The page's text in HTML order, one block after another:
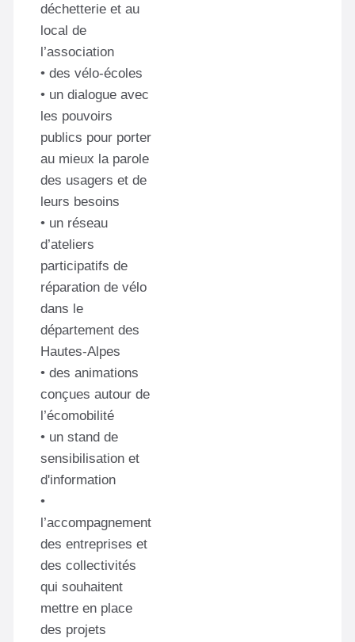
déchetterie et au
local de
l’association
• des vélo-écoles
• un dialogue avec
les pouvoirs
publics pour porter
au mieux la parole
des usagers et de
leurs besoins
• un réseau
d’ateliers
participatifs de
réparation de vélo
dans le
département des
Hautes-Alpes
• des animations
conçues autour de
l’écomobilité
• un stand de
sensibilisation et
d'information
•
l’accompagnement
des entreprises et
des collectivités
qui souhaitent
mettre en place
des projets